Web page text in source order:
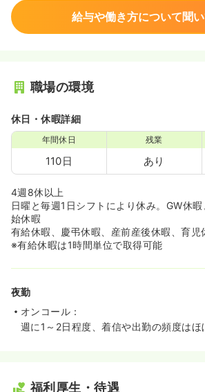
給与や働き方について聞
職場の環境
休日・休暇詳細
年間休日
110日
残業
あり
4週8休以上
日曜と毎週1日シフトにより休み。GW休
始休暇
有給休暇、慶弔休暇、産前産後休暇、育児
※有給休暇は1時間単位で取得可能
夜勤
オンコール：
週に1～2日程度、着信や出勤の頻度はほ
福利厚生・待遇